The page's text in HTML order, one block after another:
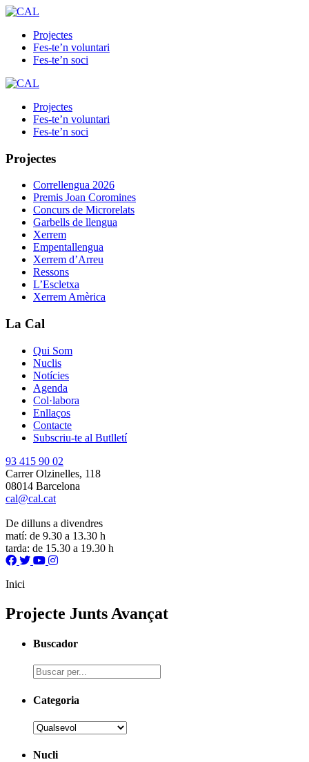
Projectes
Fes-te’n voluntari
Fes-te’n soci
Projectes
Fes-te’n voluntari
Fes-te’n soci
Projectes
Correllengua 2026
Premis Joan Coromines
Concurs de Microrelats
Garbells de llengua
Xerrem
Empentallengua
Xerrem d’Arreu
Ressons
L’Escletxa
Xerrem Amèrica
La Cal
Qui Som
Nuclis
Notícies
Agenda
Col·labora
Enllaços
Contacte
Subscriu-te al Butlletí
93 415 90 02
Carrer Olzinelles, 118
08014 Barcelona
cal@cal.cat
De dilluns a divendres
matí: de 9.30 a 13.30 h
tarda: de 15.30 a 19.30 h
Inici
Projecte Junts Avançat
Buscador
Categoria
Nucli